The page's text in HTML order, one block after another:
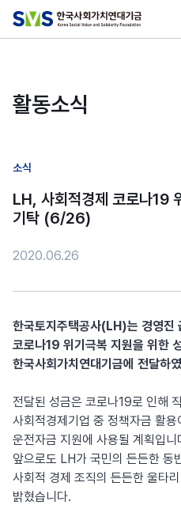
활동소식
소식
LH, 사회적경제 코로나19
기탁 (6/26)
2020.06.26
한국토지주택공사(LH)는 경영진
코로나19 위기극복 지원을 위한
한국사회가치연대기금에 전달하
전달된 성금은 코로나19로 인해
사회적경제기업 중 정책자금 활
운전자금 지원에 사용될 계획입
앞으로도 LH가 국민의 든든한 동
사회적 경제 조직의 든든한 울타
밝혔습니다.